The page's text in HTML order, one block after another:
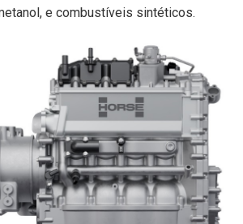
e combustíveis sintéticos.